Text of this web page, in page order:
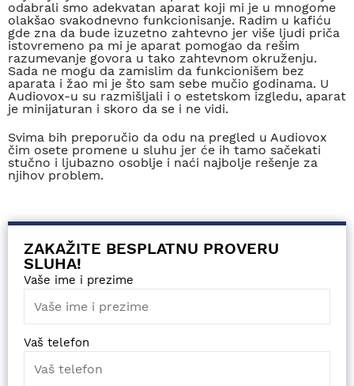
odabrali smo adekvatan aparat koji mi je u mnogome
olakšao svakodnevno funkcionisanje. Radim u kafiću
gde zna da bude izuzetno zahtevno jer više ljudi priča
istovremeno pa mi je aparat pomogao da rešim
razumevanje govora u tako zahtevnom okruženju.
Sada ne mogu da zamislim da funkcionišem bez
aparata i žao mi je što sam sebe mučio godinama. U
Audiovox-u su razmišljali i o estetskom izgledu, aparat
je minijaturan i skoro da se i ne vidi.
Svima bih preporučio da odu na pregled u Audiovox
čim osete promene u sluhu jer će ih tamo sačekati
stučno i ljubazno osoblje i naći najbolje rešenje za
njihov problem.
ZAKAŽITE BESPLATNU PROVERU
SLUHA!
Vaše ime i prezime
Vaš telefon